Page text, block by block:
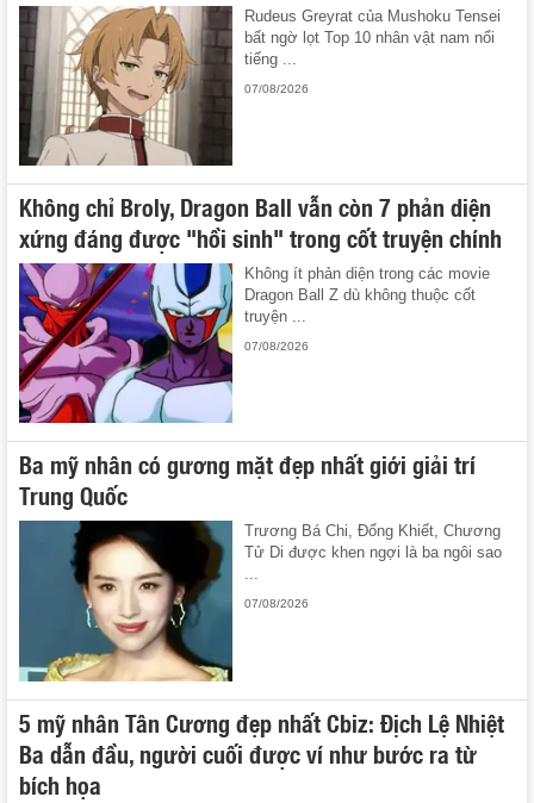
Rudeus Greyrat của Mushoku Tensei
bất ngờ lọt Top 10 nhân vật nam nổi
tiếng ...
07/08/2026
Không chỉ Broly, Dragon Ball vẫn còn 7 phản diện
xứng đáng được "hồi sinh" trong cốt truyện chính
Không ít phản diện trong các movie
Dragon Ball Z dù không thuộc cốt
truyện ...
07/08/2026
Ba mỹ nhân có gương mặt đẹp nhất giới giải trí
Trung Quốc
Trương Bá Chi, Đổng Khiết, Chương
Tử Di được khen ngợi là ba ngôi sao
...
07/08/2026
5 mỹ nhân Tân Cương đẹp nhất Cbiz: Địch Lệ Nhiệt
Ba dẫn đầu, người cuối được ví như bước ra từ
bích họa